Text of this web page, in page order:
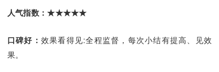
人气指数：★★★★★
口碑好： 效果看得见:全程监督，每次小结有提高、见效
果。